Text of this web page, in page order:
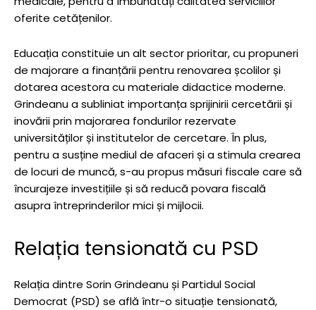
oferite cetățenilor.
Educația constituie un alt sector prioritar, cu propuneri
de majorare a finanțării pentru renovarea școlilor și
dotarea acestora cu materiale didactice moderne.
Grindeanu a subliniat importanța sprijinirii cercetării și
inovării prin majorarea fondurilor rezervate
universităților și institutelor de cercetare. În plus,
pentru a susține mediul de afaceri și a stimula crearea
de locuri de muncă, s-au propus măsuri fiscale care să
încurajeze investițiile și să reducă povara fiscală
asupra întreprinderilor mici și mijlocii.
Relația tensionată cu PSD
Relația dintre Sorin Grindeanu și Partidul Social
Democrat (PSD) se află într-o situație tensionată,